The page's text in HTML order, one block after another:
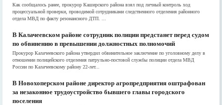
Как сообщалось ранее, прокурор Каширского района взял под личный контроль ход
процессуальной проверки, проводимой сотрудниками следственного отделения районного
отдела МВД по факту резонансного ДТП. ...
В Калачеевском районе сотрудник полиции предстанет перед судом
по обвинению в превышении должностных полномочий
Прокурор Калачеевского района утвердил обвинительное заключение по уголовному делу в
отношении полицейского отделения патрульно-постовой службы полиции отдела МВД
России по Калачеевскому району 22-лет...
В Новохоперском районе директор агропредприятия оштрафован
за незаконное трудоустройство бывшего главы городского
поселения